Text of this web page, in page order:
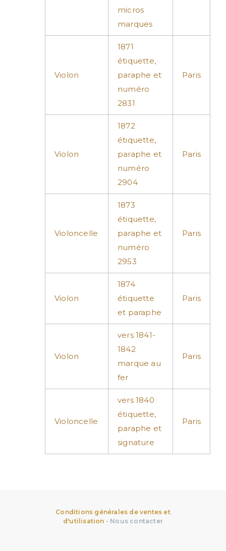
micros
marques
Violon
1871
étiquette,
paraphe et
numéro
2831
Paris
Violon
1872
étiquette,
paraphe et
numéro
2904
Paris
Violoncelle
1873
étiquette,
paraphe et
numéro
2953
Paris
Violon
1874
étiquette
et paraphe
Paris
Violon
vers 1841-
1842
marque au
fer
Paris
Violoncelle
vers 1840
étiquette,
paraphe et
signature
Paris
Conditions générales de ventes et
d'utilisation - Nous contacter